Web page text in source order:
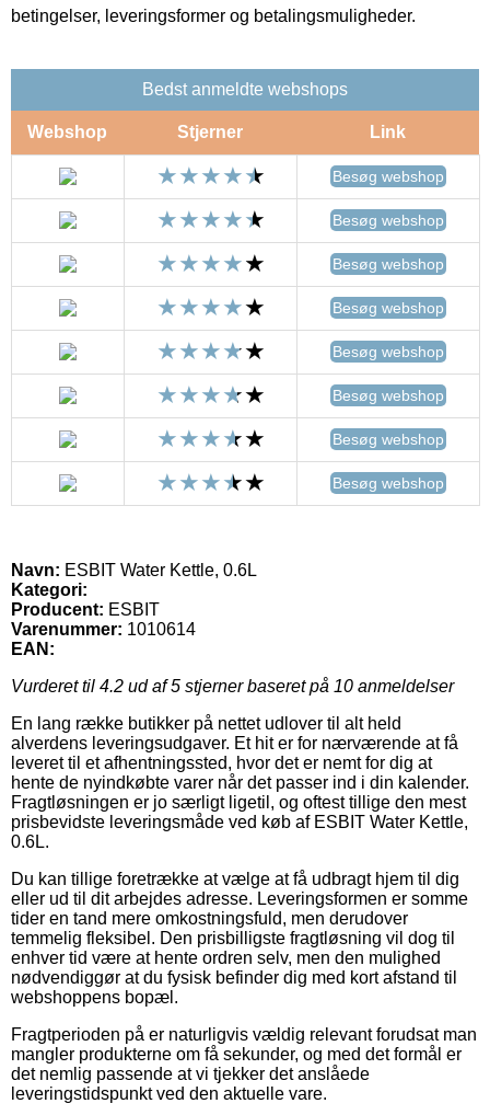
betingelser, leveringsformer og betalingsmuligheder.
Bedst anmeldte webshops
Webshop Stjerner Link
Besøg webshop
Besøg webshop
Besøg webshop
Besøg webshop
Besøg webshop
Besøg webshop
Besøg webshop
Besøg webshop
Navn: ESBIT Water Kettle, 0.6L
Kategori:
Producent: ESBIT
Varenummer: 1010614
EAN:
Vurderet til 4.2 ud af 5 stjerner baseret på 10 anmeldelser
En lang række butikker på nettet udlover til alt held
alverdens leveringsudgaver. Et hit er for nærværende at få
leveret til et afhentningssted, hvor det er nemt for dig at
hente de nyindkøbte varer når det passer ind i din kalender.
Fragtløsningen er jo særligt ligetil, og oftest tillige den mest
prisbevidste leveringsmåde ved køb af ESBIT Water Kettle,
0.6L.
Du kan tillige foretrække at vælge at få udbragt hjem til dig
eller ud til dit arbejdes adresse. Leveringsformen er somme
tider en tand mere omkostningsfuld, men derudover
temmelig fleksibel. Den prisbilligste fragtløsning vil dog til
enhver tid være at hente ordren selv, men den mulighed
nødvendiggør at du fysisk befinder dig med kort afstand til
webshoppens bopæl.
Fragtperioden på er naturligvis vældig relevant forudsat man
mangler produkterne om få sekunder, og med det formål er
det nemlig passende at vi tjekker det anslåede
leveringstidspunkt ved den aktuelle vare.